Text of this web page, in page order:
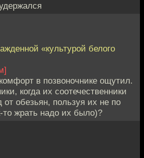
«культурой белого
в позвоночнике ощутил.
когда их соотечественники
обезьян, пользуя их не по
то жрать надо их было)?